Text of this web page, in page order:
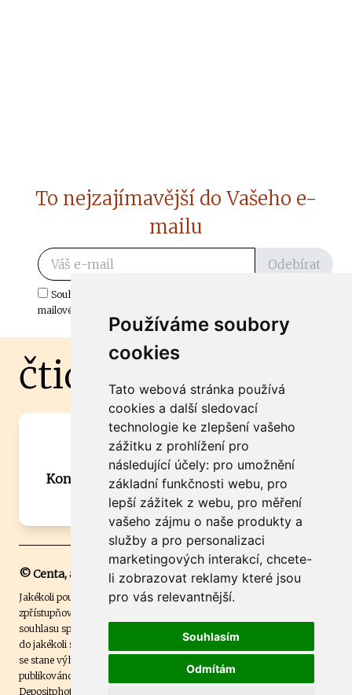
Používáme soubory
cookies
Tato webová stránka používá
cookies a další sledovací
technologie ke zlepšení vašeho
zážitku z prohlížení pro
následující účely: pro umožnění
základní funkčnosti webu, pro
lepší zážitek z webu, pro měření
vašeho zájmu o naše produkty a
služby a pro personalizaci
marketingových interakcí, chcete-
li zobrazovat reklamy které jsou
pro vás relevantnější.
Souhlasím
Odmítám
To nejzajímavější do Vašeho e-
mailu
Odebírat
Souhlasím s odběrem důležitých zpráv ze ČtiDoma.cz do mé e-
mailové schránky.
čtidoma.cz
Máte zajímavou informaci? Chcete
spolupracovat?
Kontaktujte šéfredaktora Martina Chalupu:
chalupa@ctidoma.cz
© Centa, a.s.
Jakékoli použití obsahu včetně převzetí, šíření či dalšího užití a
zpřístupňování textových či obrazových materiálů bez písemného
souhlasu společnosti Centa,a.s. je zakázáno. Čtenář svým přihlášením
do jakékoli soutěže na našem webu dává souhlas s tím, že v případě, že
se stane výhercem této soutěže, může být jeho jméno na webu
publikováno. Centa, a.s. využívala licenci ČTK a využívá fotografie z
Depositphotos